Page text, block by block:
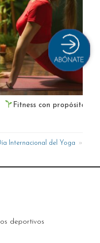
Fitness con propósito
Internacional del Yoga
deportivos